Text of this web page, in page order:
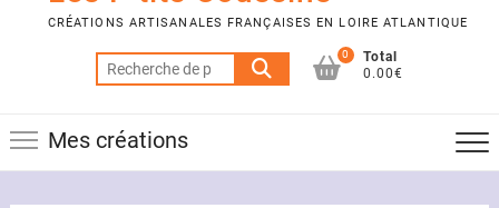
CRÉATIONS ARTISANALES FRANÇAISES EN LOIRE ATLANTIQUE
Recherche
pour :
0
Total
0.00€
Mes créations